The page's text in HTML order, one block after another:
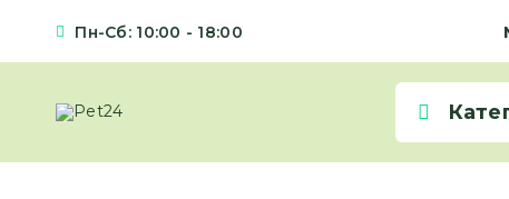
Пн-Сб: 10:00 - 18:00